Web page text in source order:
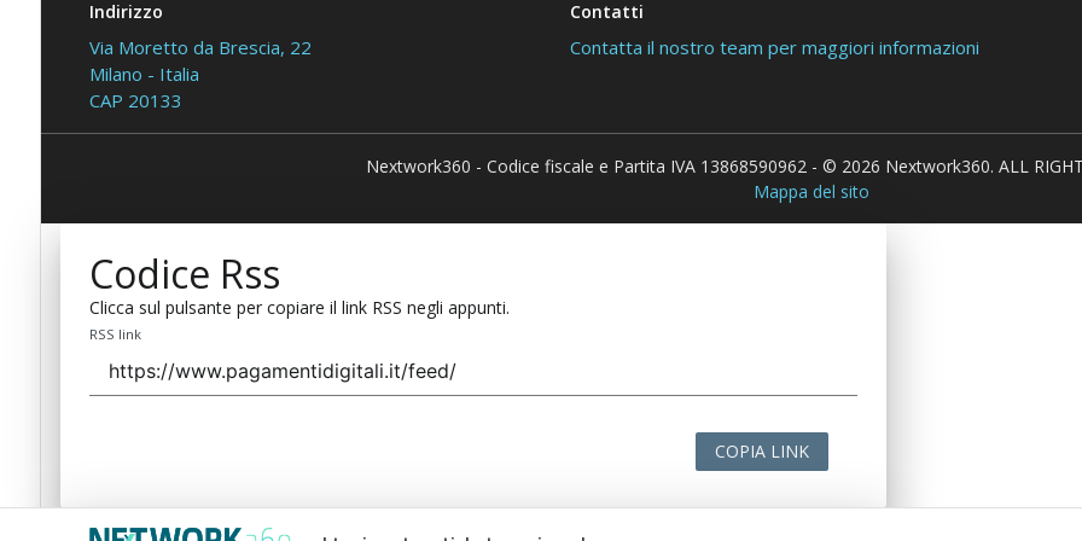
Indirizzo
Via Moretto da Brescia, 22
Milano - Italia
CAP 20133
Contatti
Contatta il nostro team per maggiori informazioni
Nextwork360 - Codice fiscale e Partita IVA 13868590962 - © 2026 Nextwork360. ALL
Mappa del sito
Codice Rss
Clicca sul pulsante per copiare il link RSS negli appunti.
RSS link
COPIA LINK